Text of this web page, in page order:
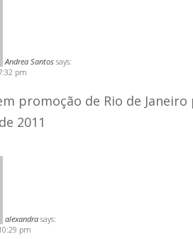
Andrea Santos says:
pm
promoção de Rio de
2011
alexandra says:
pm